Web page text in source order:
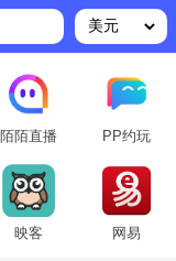
陌陌直播 PP约玩
映客 网易